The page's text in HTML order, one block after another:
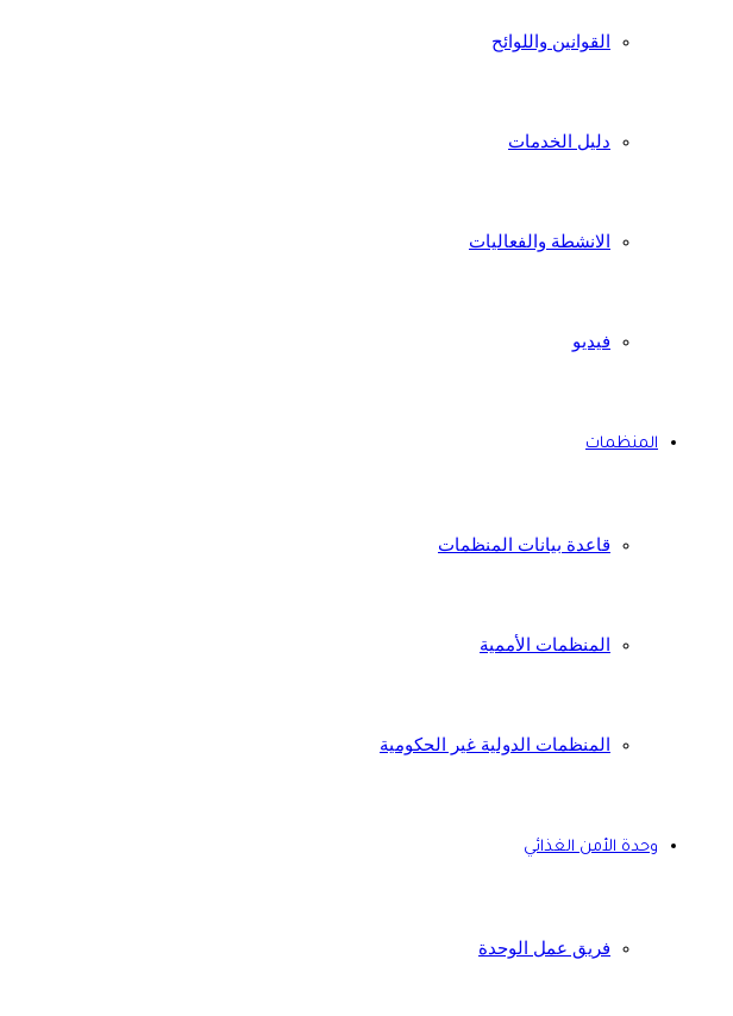
القوانين واللوائح
دليل الخدمات
الانشطة والفعاليات
فيديو
المنظمات
قاعدة بيانات المنظمات
المنظمات الأممية
المنظمات الدولية غير الحكومية
وحدة الأمن الغذائي
فريق عمل الوحدة